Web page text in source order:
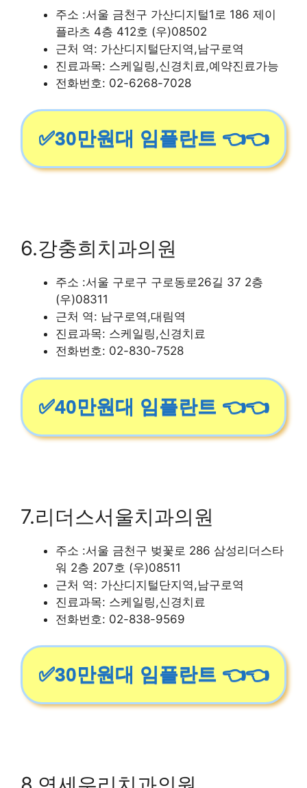
주소 :서울 금천구 가산디지털1로 186 제이
플라츠 4층 412호 (우)08502
근처 역: 가산디지털단지역,남구로역
진료과목: 스케일링,신경치료,예약진료가능
전화번호: 02-6268-7028
✅30만원대 임플란트 👈👈
6.강충희치과의원
주소 :서울 구로구 구로동로26길 37 2층
(우)08311
근처 역: 남구로역,대림역
진료과목: 스케일링,신경치료
전화번호: 02-830-7528
✅40만원대 임플란트 👈👈
7.리더스서울치과의원
주소 :서울 금천구 벚꽃로 286 삼성리더스타
워 2층 207호 (우)08511
근처 역: 가산디지털단지역,남구로역
진료과목: 스케일링,신경치료
전화번호: 02-838-9569
✅30만원대 임플란트 👈👈